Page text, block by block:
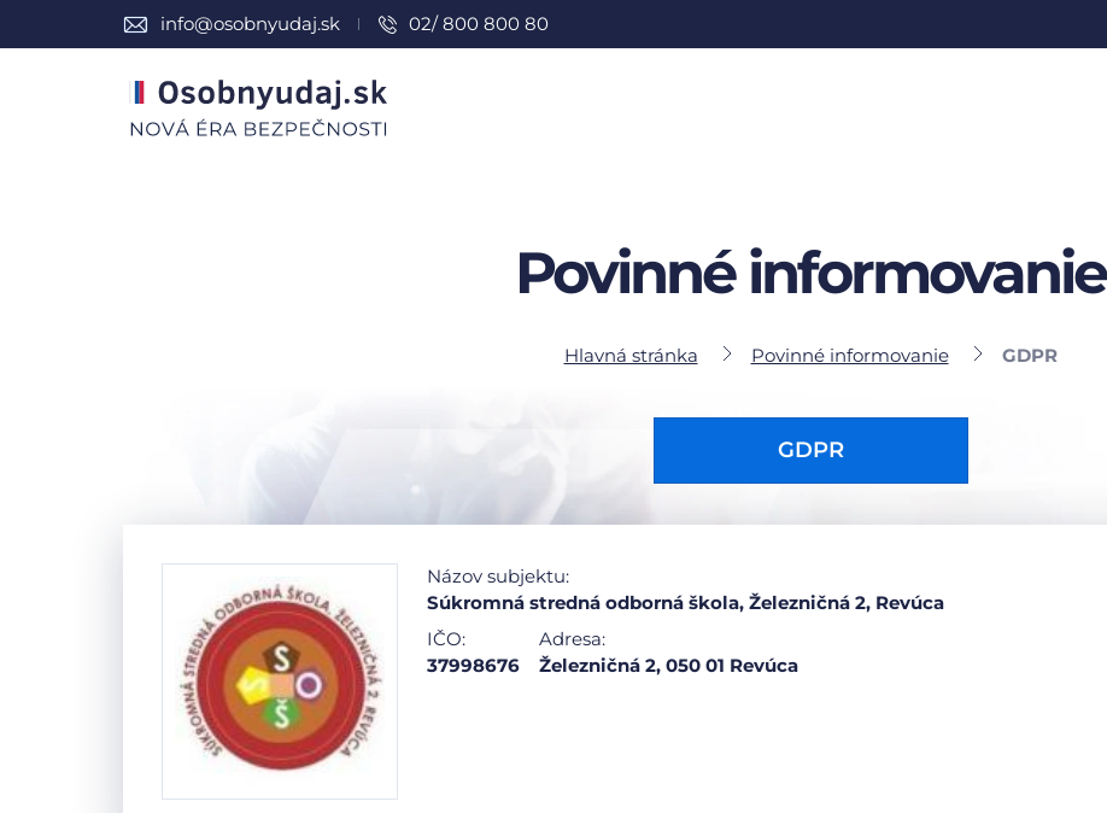
info@osobnyudaj.sk 02/ 800 800 80
Povinné informovanie
Hlavná stránka Povinné informovanie GDPR
GDPR
Názov subjektu:
Súkromná stredná odborná škola, Železničná 2, Revúca
IČO:
37998676
Adresa:
Železničná 2, 050 01 Revúca